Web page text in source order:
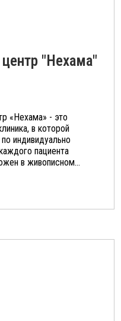
"Нехама"
«Нехама» - это
в которой
индивидуально
пациента
в живописном...